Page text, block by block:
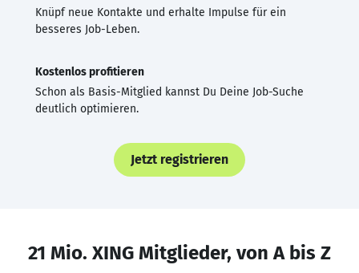
Knüpf neue Kontakte und erhalte Impulse für ein
besseres Job-Leben.
Kostenlos profitieren
Schon als Basis-Mitglied kannst Du Deine Job-Suche
deutlich optimieren.
Jetzt registrieren
21 Mio. XING Mitglieder, von A bis Z